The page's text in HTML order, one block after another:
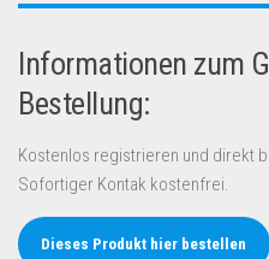
Informationen zum
Bestellung:
Kostenlos registrieren und direkt
Sofortiger Kontak kostenfrei.
Dieses Produkt hier bestellen